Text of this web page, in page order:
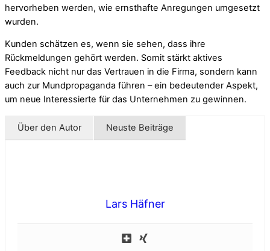
hervorheben werden, wie ernsthafte Anregungen umgesetzt
wurden.
Kunden schätzen es, wenn sie sehen, dass ihre
Rückmeldungen gehört werden. Somit stärkt aktives
Feedback nicht nur das Vertrauen in die Firma, sondern kann
auch zur Mundpropaganda führen – ein bedeutender Aspekt,
um neue Interessierte für das Unternehmen zu gewinnen.
Über den Autor Neuste Beiträge
Lars Häfner